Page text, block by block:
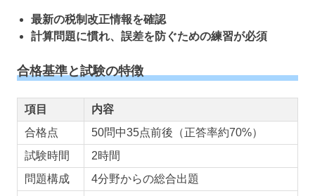
最新の税制改正情報を確認
計算問題に慣れ、誤差を防ぐための練習が必須
合格基準と試験の特徴
項目
内容
合格点
50問中35点前後（正答率約70%）
試験時間
2時間
問題構成
4分野からの総合出題